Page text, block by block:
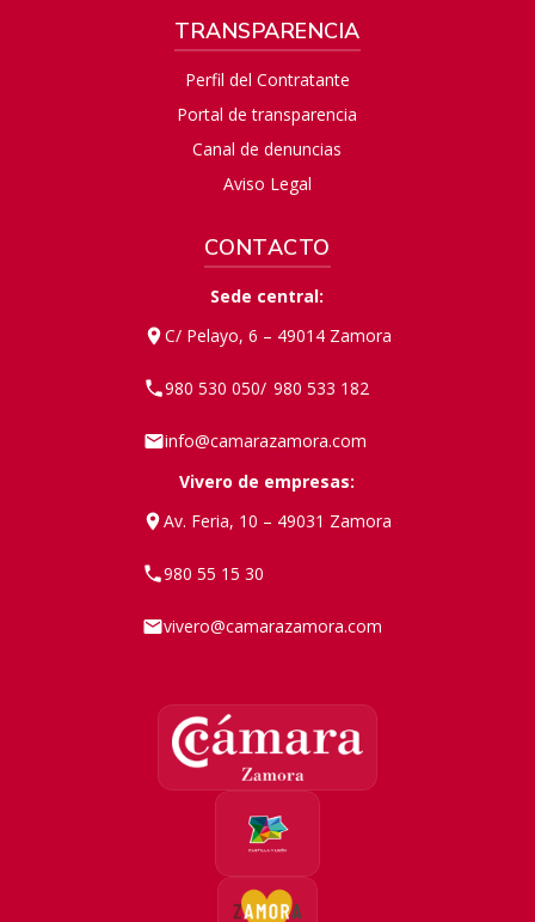
TRANSPARENCIA
Perfil del Contratante
Portal de transparencia
Canal de denuncias
Aviso Legal
CONTACTO
Sede central:
C/ Pelayo, 6 – 49014 Zamora
980 530 050/ 980 533 182
info@camarazamora.com
Vivero de empresas:
Av. Feria, 10 – 49031 Zamora
980 55 15 30
vivero@camarazamora.com